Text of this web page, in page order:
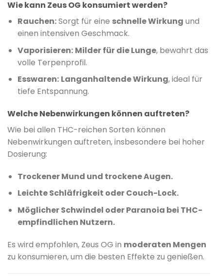
Wie kann Zeus OG konsumiert werden?
Rauchen:Sorgt für eine schnelle Wirkung und
einen intensiven Geschmack.
Vaporisieren: Milder für die Lunge, bewahrt das
volle Terpenprofil.
Esswaren: Langanhaltende Wirkung, ideal für
tiefe Entspannung.
Welche Nebenwirkungen können auftreten?
Wie bei allen THC-reichen Sorten können
Nebenwirkungen auftreten, insbesondere bei hoher
Dosierung:
Trockener Mund und trockene Augen.
Leichte Schläfrigkeit oder Couch-Lock.
Möglicher Schwindel oder Paranoia bei THC-
empfindlichen Nutzern.
Es wird empfohlen, Zeus OG in moderaten Mengen
zu konsumieren, um die besten Effekte zu genießen.